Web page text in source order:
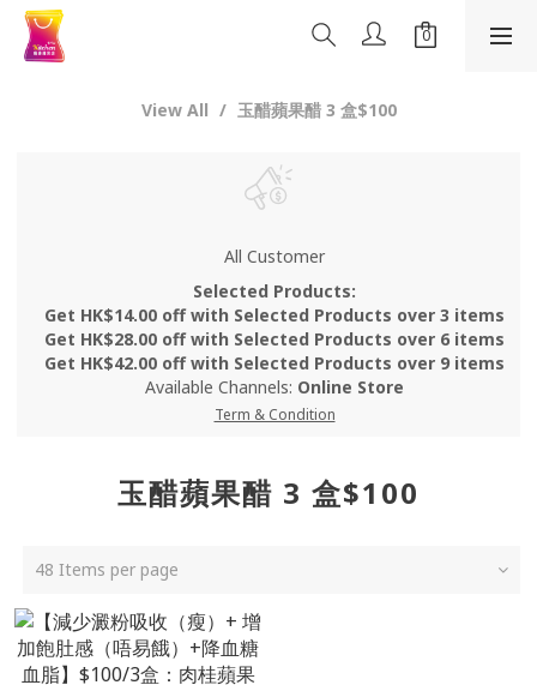
View All 玉醋蘋果醋 3 盒$100
All Customer
Selected Products:
Get HK$14.00 off with Selected Products over 3 items
Get HK$28.00 off with Selected Products over 6 items
Get HK$42.00 off with Selected Products over 9 items
Available Channels: Online Store
Term & Condition
玉醋蘋果醋 3 盒$100
48 Items per page